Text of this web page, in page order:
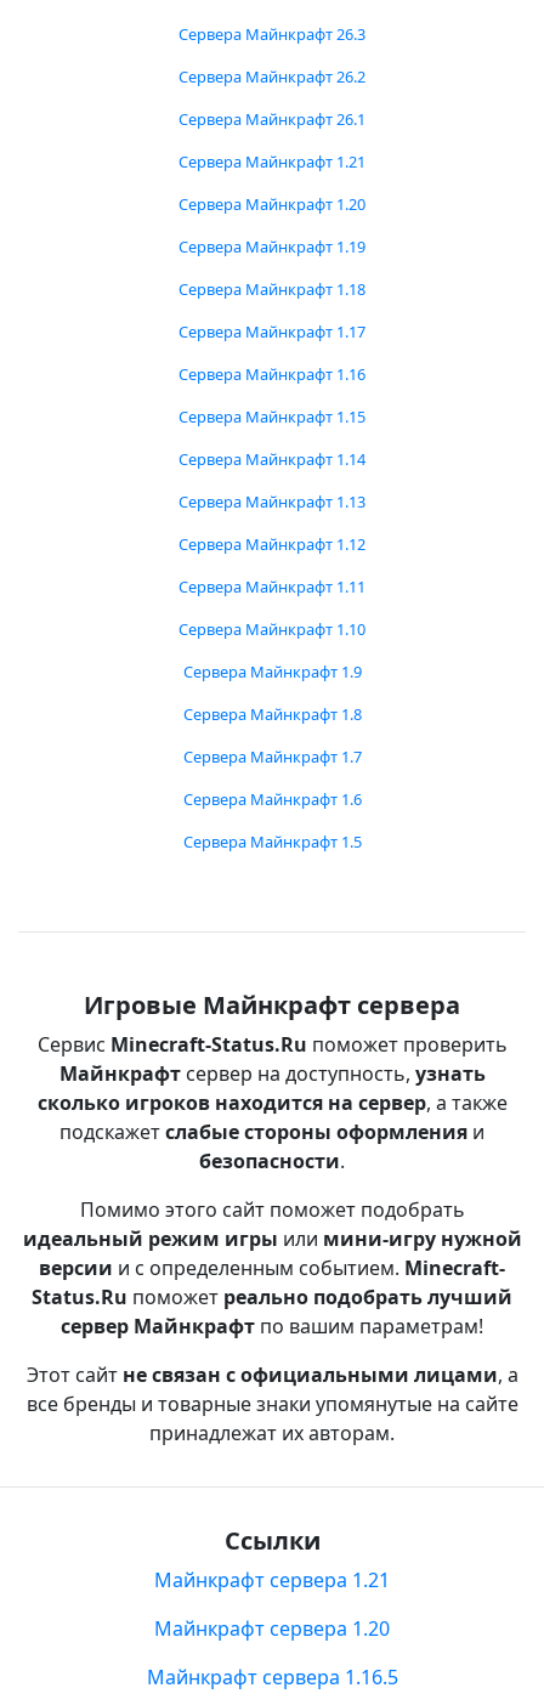
Сервера Майнкрафт 26.3
Сервера Майнкрафт 26.2
Сервера Майнкрафт 26.1
Сервера Майнкрафт 1.21
Сервера Майнкрафт 1.20
Сервера Майнкрафт 1.19
Сервера Майнкрафт 1.18
Сервера Майнкрафт 1.17
Сервера Майнкрафт 1.16
Сервера Майнкрафт 1.15
Сервера Майнкрафт 1.14
Сервера Майнкрафт 1.13
Сервера Майнкрафт 1.12
Сервера Майнкрафт 1.11
Сервера Майнкрафт 1.10
Сервера Майнкрафт 1.9
Сервера Майнкрафт 1.8
Сервера Майнкрафт 1.7
Сервера Майнкрафт 1.6
Сервера Майнкрафт 1.5
Игровые Майнкрафт сервера
Сервис Minecraft-Status.Ru поможет проверить
Майнкрафтсервер на доступность, узнать
сколько игроков находится на сервер, а также
подскажетслабые стороны оформления и
безопасности.
Помимо этого сайт поможет подобрать
идеальный режим игры или мини-игру нужной
версии и с определенным событием. Minecraft-
Status.Ru поможет реально подобрать лучший
сервер Майнкрафт по вашим параметрам!
Этот сайт не связан с официальными лицами, а
все бренды и товарные знаки упомянутые на сайте
принадлежат их авторам.
Ссылки
Майнкрафт сервера 1.21
Майнкрафт сервера 1.20
Майнкрафт сервера 1.16.5